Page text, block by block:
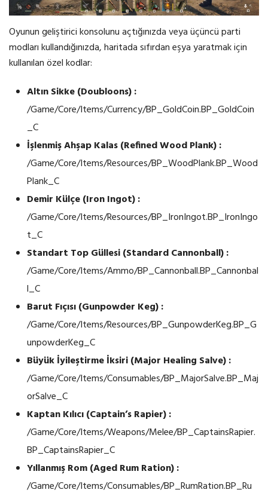
Oyunun geliştirici konsolunu açtığınızda veya üçüncü parti
modları kullandığınızda, haritada sıfırdan eşya yaratmak için
kullanılan özel kodlar:
Altın Sikke (Doubloons) :
/Game/Core/Items/Currency/BP_GoldCoin.BP_GoldCoin
_C
İşlenmiş Ahşap Kalas (Refined Wood Plank) :
/Game/Core/Items/Resources/BP_WoodPlank.BP_Wood
Plank_C
Demir Külçe (Iron Ingot) :
/Game/Core/Items/Resources/BP_IronIngot.BP_IronIngo
t_C
Standart Top Güllesi (Standard Cannonball) :
/Game/Core/Items/Ammo/BP_Cannonball.BP_Cannonbal
l_C
Barut Fıçısı (Gunpowder Keg) :
/Game/Core/Items/Resources/BP_GunpowderKeg.BP_G
unpowderKeg_C
Büyük İyileştirme İksiri (Major Healing Salve) :
/Game/Core/Items/Consumables/BP_MajorSalve.BP_Maj
orSalve_C
Kaptan Kılıcı (Captain’s Rapier) :
/Game/Core/Items/Weapons/Melee/BP_CaptainsRapier.
BP_CaptainsRapier_C
Yıllanmış Rom (Aged Rum Ration) :
/Game/Core/Items/Consumables/BP_RumRation.BP_Ru